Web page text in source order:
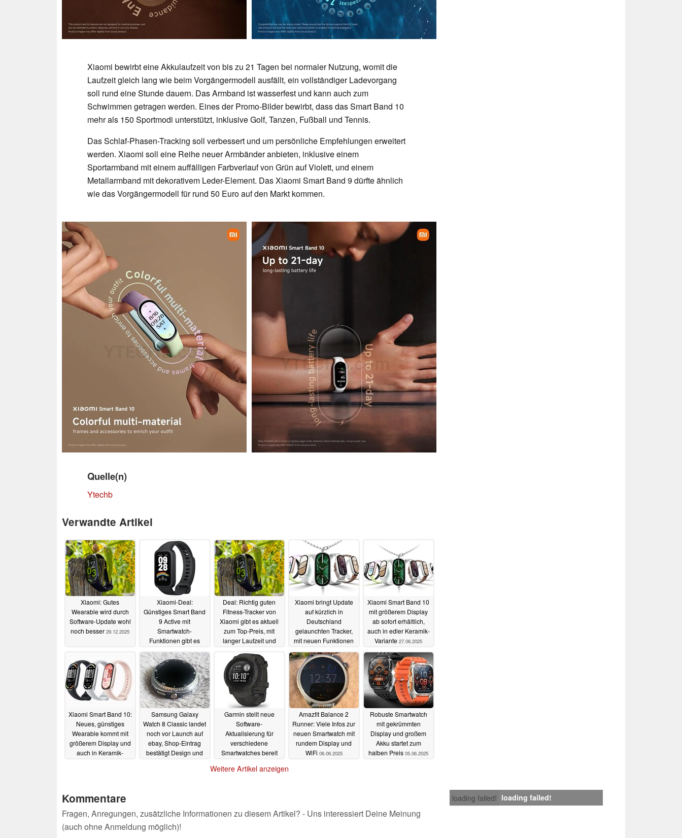
Xiaomi bewirbt eine Akkulaufzeit von bis zu 21 Tagen bei normaler Nutzung, womit die
Laufzeit gleich lang wie beim Vorgängermodell ausfällt, ein vollständiger Ladevorgang
soll rund eine Stunde dauern. Das Armband ist wasserfest und kann auch zum
Schwimmen getragen werden. Eines der Promo-Bilder bewirbt, dass das Smart Band 10
mehr als 150 Sportmodi unterstützt, inklusive Golf, Tanzen, Fußball und Tennis.
Das Schlaf-Phasen-Tracking soll verbessert und um persönliche Empfehlungen erweitert
werden. Xiaomi soll eine Reihe neuer Armbänder anbieten, inklusive einem
Sportarmband mit einem auffälligen Farbverlauf von Grün auf Violett, und einem
Metallarmband mit dekorativem Leder-Element. Das Xiaomi Smart Band 9 dürfte ähnlich
wie das Vorgängermodell für rund 50 Euro auf den Markt kommen.
Quelle(n)
Ytechb
Verwandte Artikel
Xiaomi: Gutes
Wearable wird durch
Software-Update wohl
noch besser 29.12.2025
Xiaomi-Deal:
Günstiges Smart Band
9 Active mit
Smartwatch-
Funktionen gibt es
unter 20 Euro07.12.2025
Deal: Richtig guten
Fitness-Tracker von
Xiaomi gibt es aktuell
zum Top-Preis, mit
langer Laufzeit und
12.10.2025
Xiaomi bringt Update
auf kürzlich in
Deutschland
gelaunchten Tracker,
mit neuen Funktionen
07.07.2025
Xiaomi Smart Band 10
mit größerem Display
ab sofort erhältlich,
auch in edler Keramik-
Variante 27.06.2025
Xiaomi Smart Band 10:
Neues, günstiges
Wearable kommt mit
größerem Display und
auch in Keramik-
Samsung Galaxy
Watch 8 Classic landet
noch vor Launch auf
ebay, Shop-Eintrag
bestätigt Design und
Garmin stellt neue
Software-
Aktualisierung für
verschiedene
Smartwatches bereit
Amazfit Balance 2
Runner: Viele Infos zur
neuen Smartwatch mit
rundem Display und
WiFi 06.06.2025
Robuste Smartwatch
mit gekrümmten
Display und großem
Akku startet zum
halben Preis 05.06.2025
Weitere Artikel anzeigen
loading failed! loading failed!
Kommentare
Fragen, Anregungen, zusätzliche Informationen zu diesem Artikel? - Uns interessiert Deine Meinung
(auch ohne Anmeldung möglich)!